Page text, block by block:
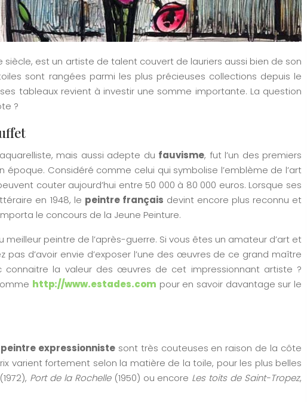
siècle, est un artiste de talent couvert de lauriers aussi bien de son
sont rangées parmi les plus précieuses collections depuis le
ses tableaux revient à investir une somme importante. La question
?
mais aussi adepte du fauvisme, fut l’un des premiers
Considéré comme celui qui symbolise l’emblème de l’art
couter aujourd’hui entre 50 000 à 80 000 euros. Lorsque ses
en 1948, le peintre français devint encore plus reconnu et
le concours de la Jeune Peinture.
peintre de l’après-guerre. Si vous êtes un amateur d’art et
d’avoir envie d’exposer l’une des œuvres de ce grand maître
connaitre la valeur des œuvres de cet impressionnant artiste ?
http://www.estades.com pour en savoir davantage sur le
peintre expressionnistesont très couteuses en raison de la côte
varient fortement selon la matière de la toile, pour les plus belles
Port de la Rochelle(1950) ou encore Les toits de Saint-Tropez,